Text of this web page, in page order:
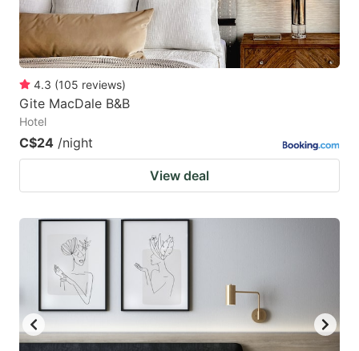
4.3 (105 reviews)
Gite MacDale B&B
Hotel
C$24 /night
View deal